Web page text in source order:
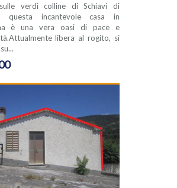
verdi colline di Schiavi di
questa incantevole casa in
è una vera oasi di pace e
libera al rogito, si